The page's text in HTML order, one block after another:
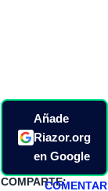
Añade
Riazor.org
en Google
COMPARTE:COMENTAR